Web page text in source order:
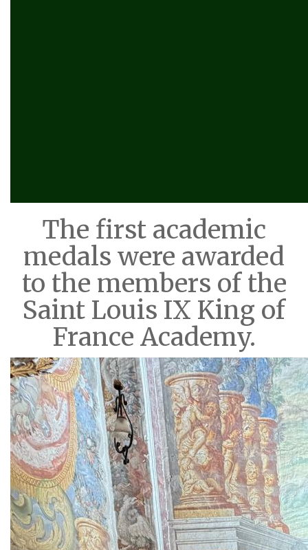
The first academic
medals were awarded
to the members of the
Saint Louis IX King of
France Academy.